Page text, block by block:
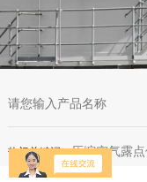
热门关键词：压缩空气露点仪，